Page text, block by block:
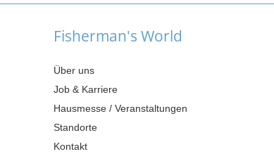
Fisherman's World
Über uns
Job & Karriere
Hausmesse / Veranstaltungen
Standorte
Kontakt